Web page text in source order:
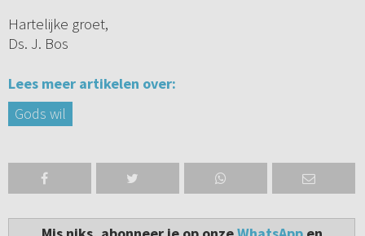
Hartelijke groet,
Ds. J. Bos
Lees meer artikelen over:
Gods wil